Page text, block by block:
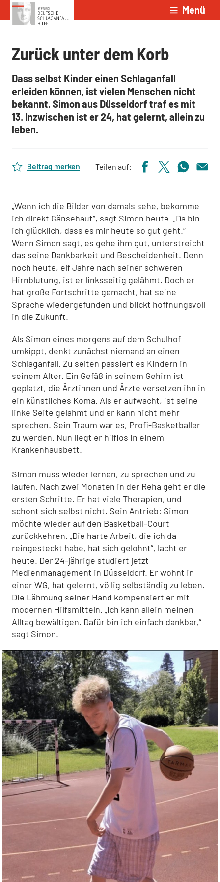
Zum Inhalt springen Menü
Zurück unter dem Korb
Dass selbst Kinder einen Schlaganfall
erleiden können, ist vielen Menschen nicht
bekannt. Simon aus Düsseldorf traf es mit
13. Inzwischen ist er 24, hat gelernt, allein zu
leben.
Beitrag merken Teilen auf:
„Wenn ich die Bilder von damals sehe, bekomme
ich direkt Gänsehaut“, sagt Simon heute. „Da bin
ich glücklich, dass es mir heute so gut geht.“
Wenn Simon sagt, es gehe ihm gut, unterstreicht
das seine Dankbarkeit und Bescheidenheit. Denn
noch heute, elf Jahre nach seiner schweren
Hirnblutung, ist er linksseitig gelähmt. Doch er
hat große Fortschritte gemacht, hat seine
Sprache wiedergefunden und blickt hoffnungsvoll
in die Zukunft.
Als Simon eines morgens auf dem Schulhof
umkippt, denkt zunächst niemand an einen
Schlaganfall. Zu selten passiert es Kindern in
seinem Alter. Ein Gefäß in seinem Gehirn ist
geplatzt, die Ärztinnen und Ärzte versetzen ihn in
ein künstliches Koma. Als er aufwacht, ist seine
linke Seite gelähmt und er kann nicht mehr
sprechen. Sein Traum war es, Profi-Basketballer
zu werden. Nun liegt er hilflos in einem
Krankenhausbett.
Simon muss wieder lernen, zu sprechen und zu
laufen. Nach zwei Monaten in der Reha geht er die
ersten Schritte. Er hat viele Therapien, und
schont sich selbst nicht. Sein Antrieb: Simon
möchte wieder auf den Basketball-Court
zurückkehren. „Die harte Arbeit, die ich da
reingesteckt habe, hat sich gelohnt“, lacht er
heute. Der 24-jährige studiert jetzt
Medienmanagement in Düsseldorf. Er wohnt in
einer WG, hat gelernt, völlig selbständig zu leben.
Die Lähmung seiner Hand kompensiert er mit
modernen Hilfsmitteln. „Ich kann allein meinen
Alltag bewältigen. Dafür bin ich einfach dankbar,“
sagt Simon.